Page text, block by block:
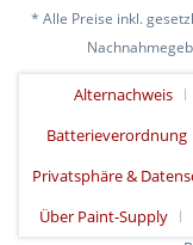
* Alle Preise inkl.
Alternachweis
Batterieverordnung
Privatsphäre &
Über Paint-Supply